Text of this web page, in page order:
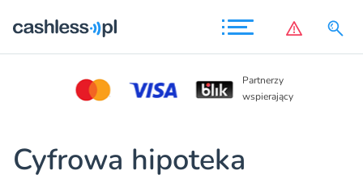
Partnerzy
wspierający
Cyfrowa hipoteka